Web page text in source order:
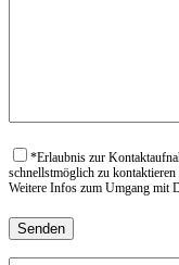
*Erlaubnis zur
schnellstmöglich zu
Weitere Infos zum Umgang mit